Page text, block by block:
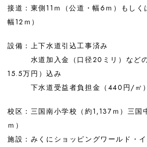
接道：東側11ｍ（公道・幅6ｍ）もしく
幅12ｍ）
設備：上下水道引込工事済み
水道加入金（口径20ミリ）などの
15.5万円）込み
下水道受益者負担金（440円/㎡
校区：三国南小学校（約1,137ｍ）三国
ｍ）
施設：みくにショッピングワールド・イ